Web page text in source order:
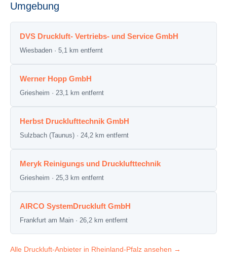
Umgebung
DVS Druckluft- Vertriebs- und Service GmbH
Wiesbaden · 5,1 km entfernt
Werner Hopp GmbH
Griesheim · 23,1 km entfernt
Herbst Drucklufttechnik GmbH
Sulzbach (Taunus) · 24,2 km entfernt
Meryk Reinigungs und Drucklufttechnik
Griesheim · 25,3 km entfernt
AIRCO SystemDruckluft GmbH
Frankfurt am Main · 26,2 km entfernt
Alle Druckluft-Anbieter in Rheinland-Pfalz ansehen →